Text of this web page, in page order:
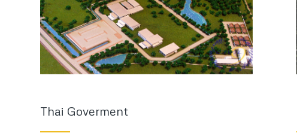
Thai Goverment